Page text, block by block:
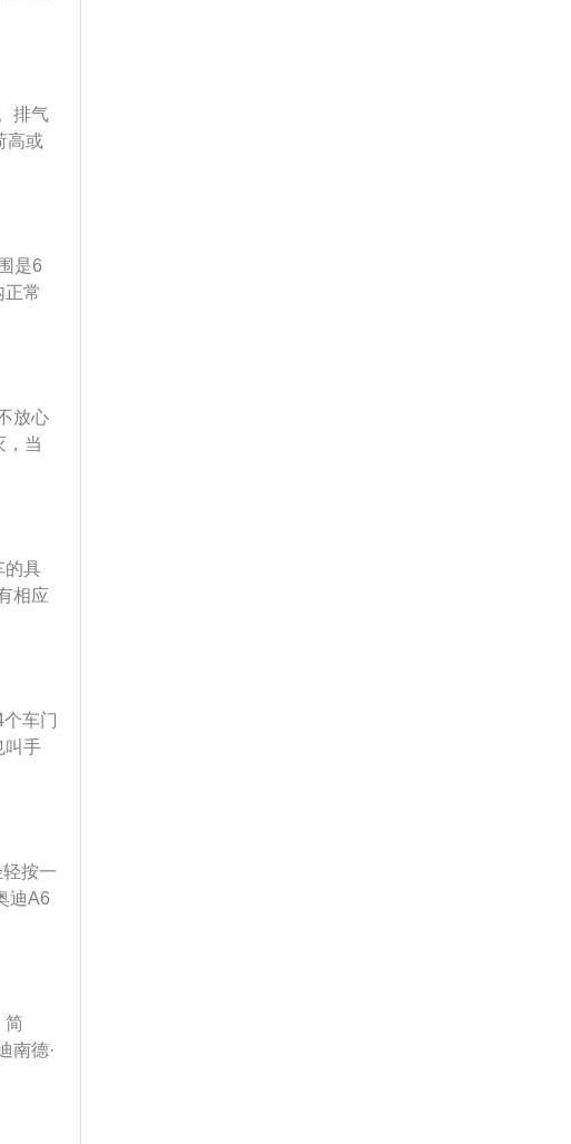
的更
沸
灵
排气
高或
缩发
件温
件间
是6
常
A6L
速
一
有一
以及
放心
，当
到多
型
的具
相应
水淹
车门
叫手
车
，当
车电
修
汽车
。当
按一
迪A6
迪在
成
化
行车
简
南德·
的